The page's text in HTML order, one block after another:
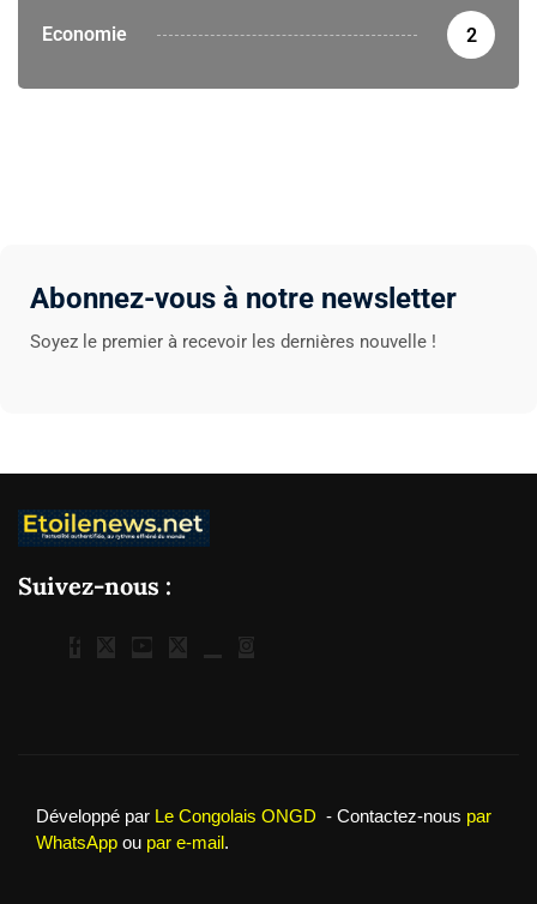
Economie 2
Abonnez-vous à notre newsletter
Soyez le premier à recevoir les dernières nouvelle !
Suivez-nous :
Développé par Le Congolais ONGD - Contactez-nous par
WhatsApp ou par e-mail.